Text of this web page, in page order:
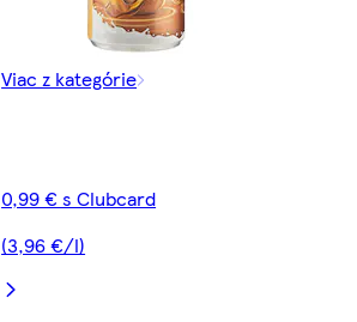
Viac z kategórie
0,99 € s Clubcard
(3,96 €/l)